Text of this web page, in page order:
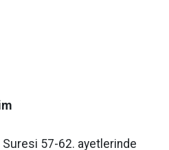
Suresi 57-62. ayetlerinde